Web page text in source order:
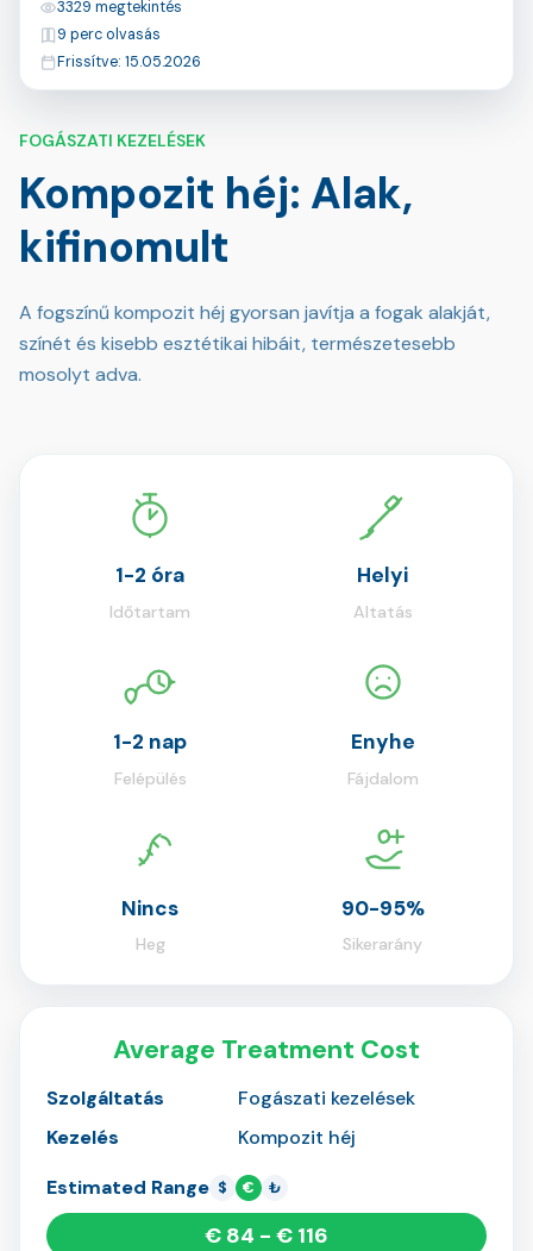
FOGÁSZATI KEZELÉSEK
Kompozit héj: Alak,
kifinomult
A fogszínű kompozit héj gyorsan javítja a fogak alakját,
színét és kisebb esztétikai hibáit, természetesebb
mosolyt adva.
Megtekintések
3329 megtekintés
Olvasási idő
9 perc olvasás
Utoljára frissítve
Frissítve: 15.05.2026
1-2 óra
Időtartam
Helyi
Altatás
1-2 nap
Felépülés
Enyhe
Fájdalom
Nincs
Heg
90-95%
Sikerarány
Average Treatment Cost
Szolgáltatás
Fogászati kezelések
Kezelés
Kompozit héj
Estimated Range $ € ₺
€ 84 - € 116